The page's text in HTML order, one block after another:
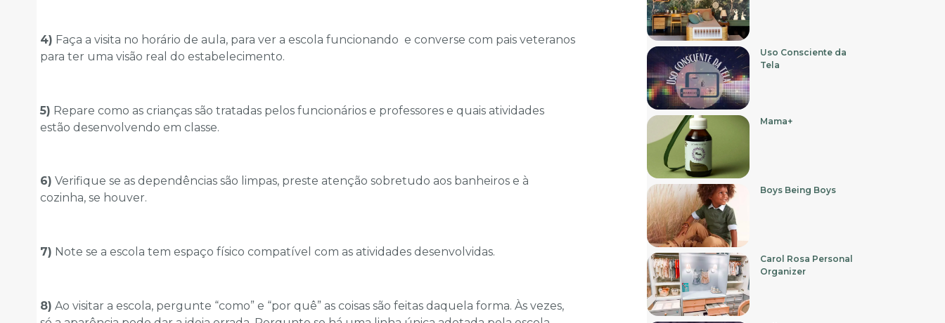
4) Faça a visita no horário de aula, para ver a escola funcionando e converse com pais veteranos
para ter uma visão real do estabelecimento.
5) Repare como as crianças são tratadas pelos funcionários e professores e quais atividades
estão desenvolvendo em classe.
6) Verifique se as dependências são limpas, preste atenção sobretudo aos banheiros e à
cozinha, se houver.
7) Note se a escola tem espaço físico compatível com as atividades desenvolvidas.
8) Ao visitar a escola, pergunte “como” e “por quê” as coisas são feitas daquela forma. Às vezes,
Uso Consciente da
Tela
Mama+
Boys Being Boys
Carol Rosa Personal
Organizer